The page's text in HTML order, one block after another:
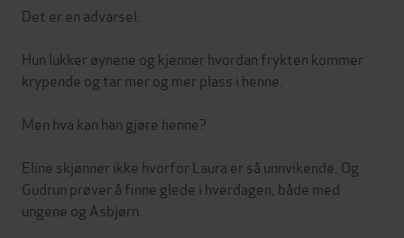
Det er en advarsel.
Hun lukker øynene og kjenner hvordan frykten kommer
krypende og tar mer og mer plass i henne.
Men hva kan han gjøre henne?
Eline skjønner ikke hvorfor Laura er så unnvikende. Og
Gudrun prøver å finne glede i hverdagen, både med